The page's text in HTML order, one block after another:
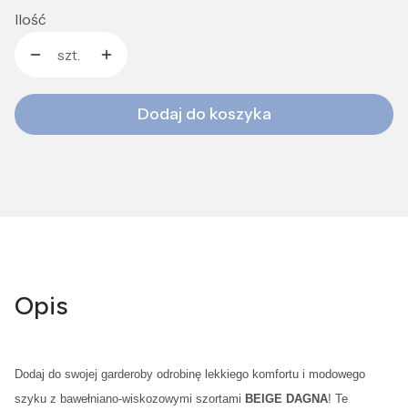
Ilość
szt.
Dodaj do koszyka
Opis
Dodaj do swojej garderoby odrobinę lekkiego komfortu i modowego
szyku z bawełniano-wiskozowymi szortami BEIGE DAGNA! Te